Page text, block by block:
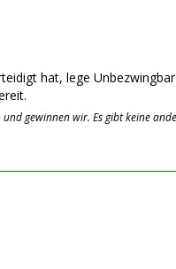
hat, lege Unbezwingbar
gewinnen wir. Es gibt keine